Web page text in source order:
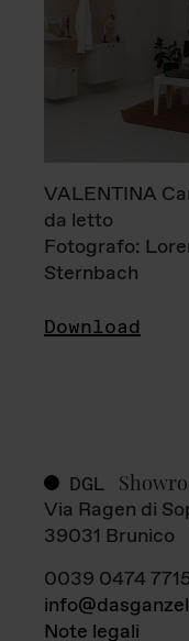
VALENTINA
da letto
Fotografo:
Sternbach
Download
DGL
Via Ragen di
39031 Brunico
0039 0474
Note legali